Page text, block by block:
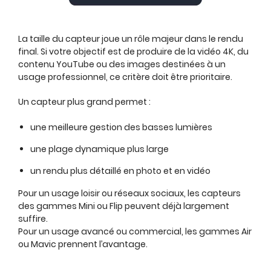
La taille du capteur joue un rôle majeur dans le rendu
final. Si votre objectif est de produire de la vidéo 4K, du
contenu YouTube ou des images destinées à un
usage professionnel, ce critère doit être prioritaire.
Un capteur plus grand permet :
une meilleure gestion des basses lumières
une plage dynamique plus large
un rendu plus détaillé en photo et en vidéo
Pour un usage loisir ou réseaux sociaux, les capteurs
des gammes Mini ou Flip peuvent déjà largement
suffire.
Pour un usage avancé ou commercial, les gammes Air
ou Mavic prennent l’avantage.